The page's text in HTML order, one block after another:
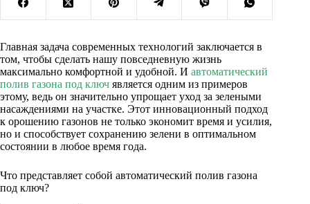
Главная задача современных технологий заключается в
том, чтобы сделать нашу повседневную жизнь
максимально комфортной и удобной. И автоматический
полив газона под ключ является одним из примеров
этому, ведь он значительно упрощает уход за зелеными
насаждениями на участке. Этот инновационный подход
к орошению газонов не только экономит время и усилия,
но и способствует сохранению зелени в оптимальном
состоянии в любое время года.
Что представляет собой автоматический полив газона
под ключ?